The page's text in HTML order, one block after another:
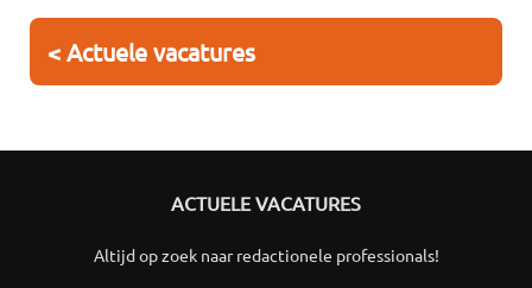
< Actuele vacatures
ACTUELE VACATURES
Altijd op zoek naar redactionele professionals!